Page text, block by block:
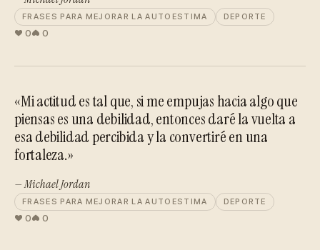
FRASES PARA MEJORAR LA AUTOESTIMA DEPORTE
0 0
«Mi actitud es tal que, si me empujas hacia algo que
piensas es una debilidad, entonces daré la vuelta a
esa debilidad percibida y la convertiré en una
fortaleza.»
— Michael Jordan
FRASES PARA MEJORAR LA AUTOESTIMA DEPORTE
0 0